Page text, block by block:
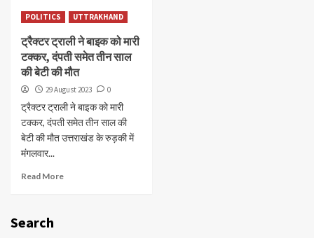
POLITICS UTTRAKHAND
ट्रैक्टर ट्राली ने बाइक को मारी
टक्कर, दंपती समेत तीन साल
की बेटी की मौत
29 August 2023 0
ट्रैक्टर ट्राली ने बाइक को मारी
टक्कर, दंपती समेत तीन साल की
बेटी की मौत उत्तराखंड के रुड़की में
मंगलवार...
Read More
Search